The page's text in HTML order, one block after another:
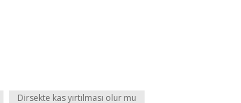
Dirsekte kas yırtılması olur mu